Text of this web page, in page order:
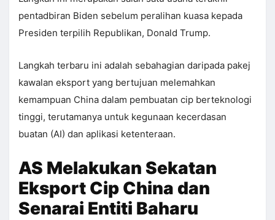
pentadbiran Biden sebelum peralihan kuasa kepada
Presiden terpilih Republikan, Donald Trump.
Langkah terbaru ini adalah sebahagian daripada pakej
kawalan eksport yang bertujuan melemahkan
kemampuan China dalam pembuatan cip berteknologi
tinggi, terutamanya untuk kegunaan kecerdasan
buatan (AI) dan aplikasi ketenteraan.
AS Melakukan Sekatan
Eksport Cip China dan
Senarai Entiti Baharu